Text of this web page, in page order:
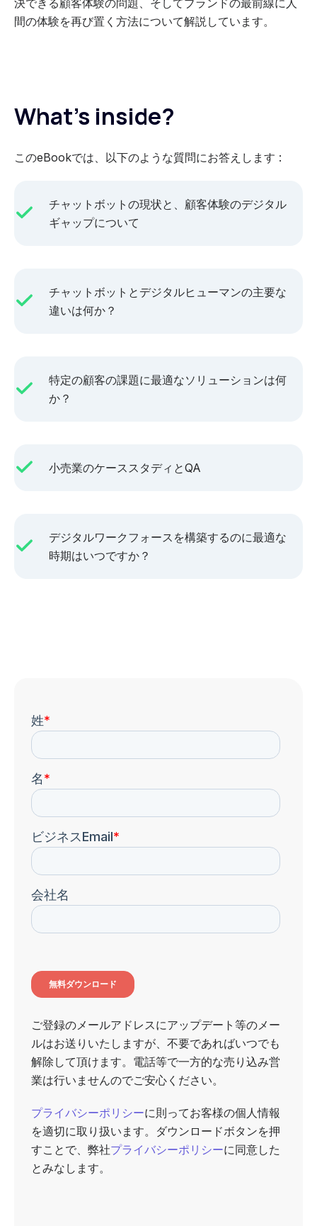
間の体験を再び置く方法について解説しています。
What’s inside?
このeBookでは、以下のような質問にお答えします :
チャットボットの現状と、顧客体験のデジタル
ギャップについて
チャットボットとデジタルヒューマンの主要な
違いは何か？
特定の顧客の課題に最適なソリューションは何
か？
小売業のケーススタディとQA
デジタルワークフォースを構築するのに最適な
時期はいつですか？
ご登録のメールアドレスにアップデート等のメー
ルはお送りいたしますが、不要であればいつでも
解除して頂けます。電話等で一方的な売り込み営
業は行いませんのでご安心ください。
プライバシーポリシーに則ってお客様の個人情報
を適切に取り扱います。ダウンロードボタンを押
すことで、弊社プライバシーポリシーに同意した
とみなします。